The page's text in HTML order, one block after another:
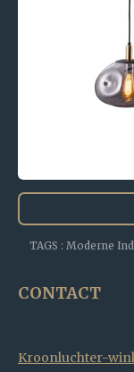
TAGS : Moderne
CONTACT
Kroonluchter-